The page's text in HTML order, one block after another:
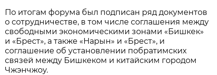
По итогам форума был подписан ряд документов
о сотрудничестве, в том числе соглашения между
свободными экономическими зонами «Бишкек»
и «Брест», а также «Нарын» и «Брест», и
соглашение об установлении побратимских
связей между Бишкеком и китайским городом
Чжэнчжоу.